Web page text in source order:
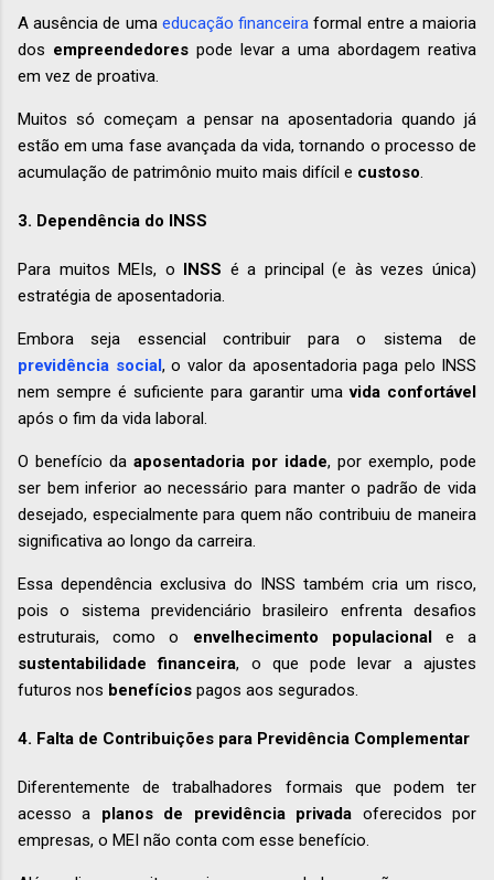
A ausência de uma educação financeira formal entre a maioria
dos empreendedorespode levar a uma abordagem reativa
em vez de proativa.
Muitos só começam a pensar na aposentadoria quando já
estão em uma fase avançada da vida, tornando o processo de
acumulação de patrimônio muito mais difícil e custoso.
3. Dependência do INSS
Para muitos MEIs, o INSS é a principal (e às vezes única)
estratégia de aposentadoria.
Embora seja essencial contribuir para o sistema de
previdência social, o valor da aposentadoria paga pelo INSS
nem sempre é suficiente para garantir umavida confortável
após o fim da vida laboral.
O benefício da aposentadoria por idade, por exemplo, pode
ser bem inferior ao necessário para manter o padrão de vida
desejado, especialmente para quem não contribuiu de maneira
significativa ao longo da carreira.
Essa dependência exclusiva do INSS também cria um risco,
pois o sistema previdenciário brasileiro enfrenta desafios
estruturais, como o envelhecimento populacionale a
sustentabilidade financeira, o que pode levar a ajustes
futuros nos benefícios pagos aos segurados.
4. Falta de Contribuições para Previdência Complementar
Diferentemente de trabalhadores formais que podem ter
acesso a planos de previdência privada oferecidos por
empresas, o MEI não conta com esse benefício.